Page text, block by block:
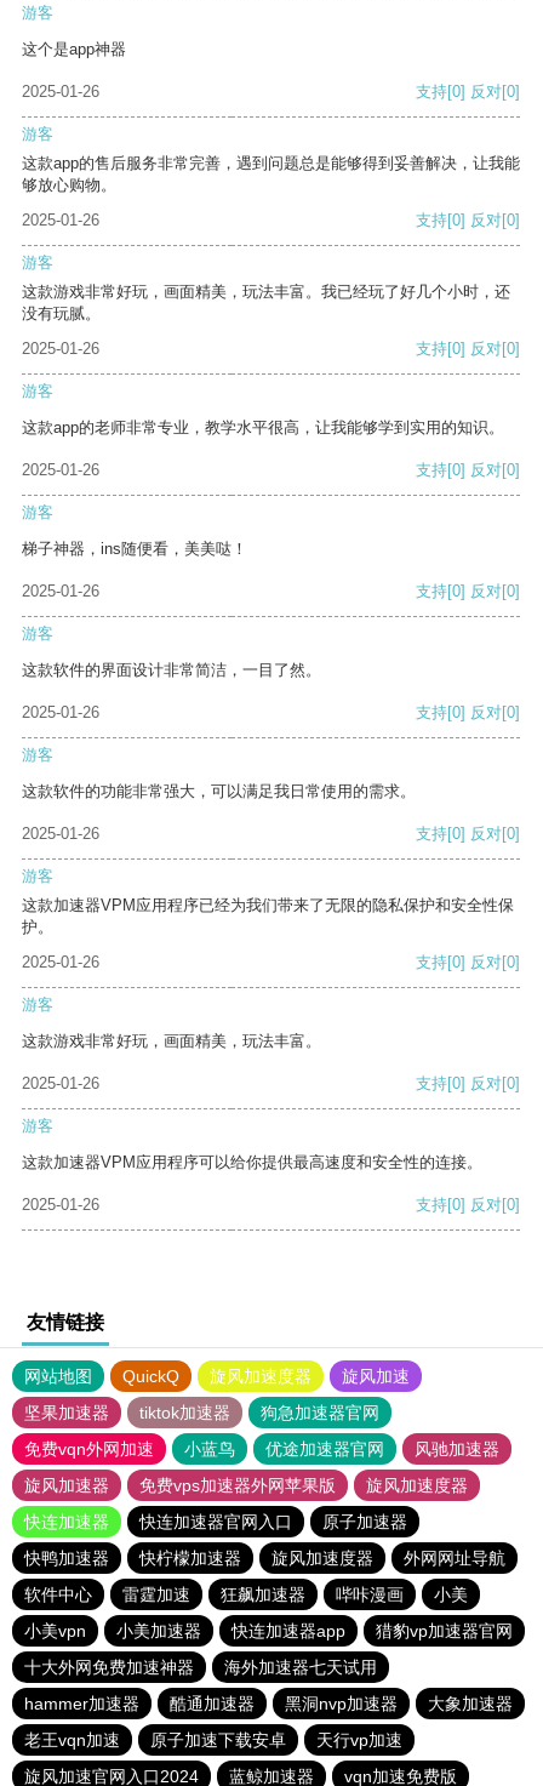
游客
这个是app神器
2025-01-26 支持[0] 反对[0]
游客
这款app的售后服务非常完善，遇到问题总是能够得到妥善解决，让我能
够放心购物。
2025-01-26
支持[0] 反对[0]
游客
这款游戏非常好玩，画面精美，玩法丰富。我已经玩了好几个小时，还
没有玩腻。
2025-01-26
支持[0] 反对[0]
游客
这款app的老师非常专业，教学水平很高，让我能够学到实用的知识。
2025-01-26 支持[0] 反对[0]
游客
梯子神器，ins随便看，美美哒！
2025-01-26 支持[0] 反对[0]
游客
这款软件的界面设计非常简洁，一目了然。
2025-01-26 支持[0] 反对[0]
游客
这款软件的功能非常强大，可以满足我日常使用的需求。
2025-01-26 支持[0] 反对[0]
游客
这款加速器VPM应用程序已经为我们带来了无限的隐私保护和安全性保
护。
2025-01-26
支持[0] 反对[0]
游客
这款游戏非常好玩，画面精美，玩法丰富。
2025-01-26 支持[0] 反对[0]
游客
这款加速器VPM应用程序可以给你提供最高速度和安全性的连接。
2025-01-26 支持[0] 反对[0]
友情链接
网站地图 QuickQ 旋风加速度器
旋风加速
坚果加速器
tiktok加速器
狗急加速器官网
免费vqn外网加速
小蓝鸟 优途加速器官网
风驰加速器
旋风加速器
免费vps加速器外网苹果版
旋风加速度器
快连加速器
快连加速器官网入口
原子加速器
快鸭加速器
快柠檬加速器 旋风加速度器
外网网址导航
软件中心
雷霆加速 狂飙加速器 哔咔漫画
小美
小美vpn
小美加速器 快连加速器app
猎豹vp加速器官网
十大外网免费加速神器
海外加速器七天试用
hammer加速器
酷通加速器 黑洞nvp加速器
大象加速器
老王vqn加速
原子加速下载安卓
天行vp加速
旋风加速官网入口2024
蓝鲸加速器 vqn加速免费版